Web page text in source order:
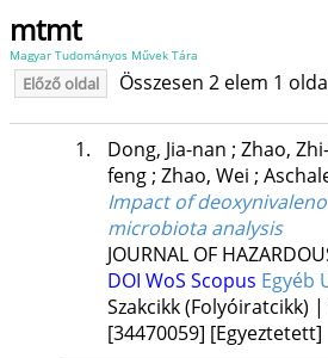
mtmt
Magyar Tudományos Művek Tára
Előző oldal Összesen 2 elem 1
1. Dong, Jia-nan ; Zhao,
feng; Zhao, Wei ;
Impact of
microbiota analysis
JOURNAL OF
DOI WoS Scopus Egyéb
Szakcikk (Folyóiratcikk)
[34470059] [Egyeztetett]